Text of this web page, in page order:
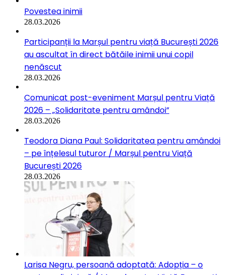
Povestea inimii
28.03.2026
Participanții la Marșul pentru viață București 2026
au ascultat în direct bătăile inimii unui copil
nenăscut
28.03.2026
Comunicat post-eveniment Marșul pentru Viață
2026 – „Solidaritate pentru amândoi”
28.03.2026
Teodora Diana Paul: Solidaritatea pentru amândoi
– pe înțelesul tuturor / Marșul pentru Viață
București 2026
28.03.2026
Larisa Negru, persoană adoptată: Adopția – o